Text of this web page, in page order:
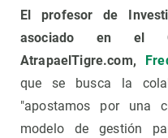
El profesor de
asociado en el
AtrapaelTigre.com,
que se busca la
"apostamos por una
modelo de gestión